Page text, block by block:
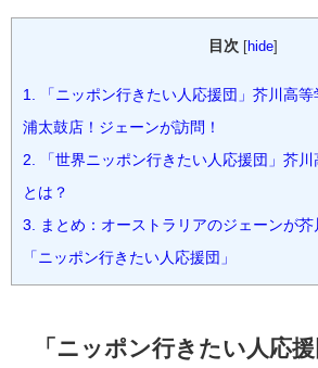
目次 [hide]
1. 「ニッポン行きたい人応援団」芥川高
浦太鼓店！ジェーンが訪問！
2. 「世界ニッポン行きたい人応援団」芥
とは？
3. まとめ：オーストラリアのジェーンが芥
「ニッポン行きたい人応援団」
「ニッポン行きたい人応